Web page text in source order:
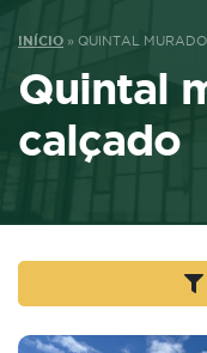
INÍCIO » QUINTAL
Quintal
calçado